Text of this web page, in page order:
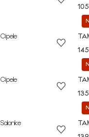
Cipele
Cipele
Salonke